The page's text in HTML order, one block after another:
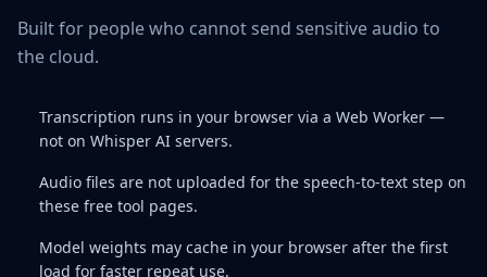
Built for people who cannot send sensitive audio to
the cloud.
Transcription runs in your browser via a Web Worker —
not on Whisper AI servers.
Audio files are not uploaded for the speech-to-text step on
these free tool pages.
Model weights may cache in your browser after the first
load for faster repeat use.